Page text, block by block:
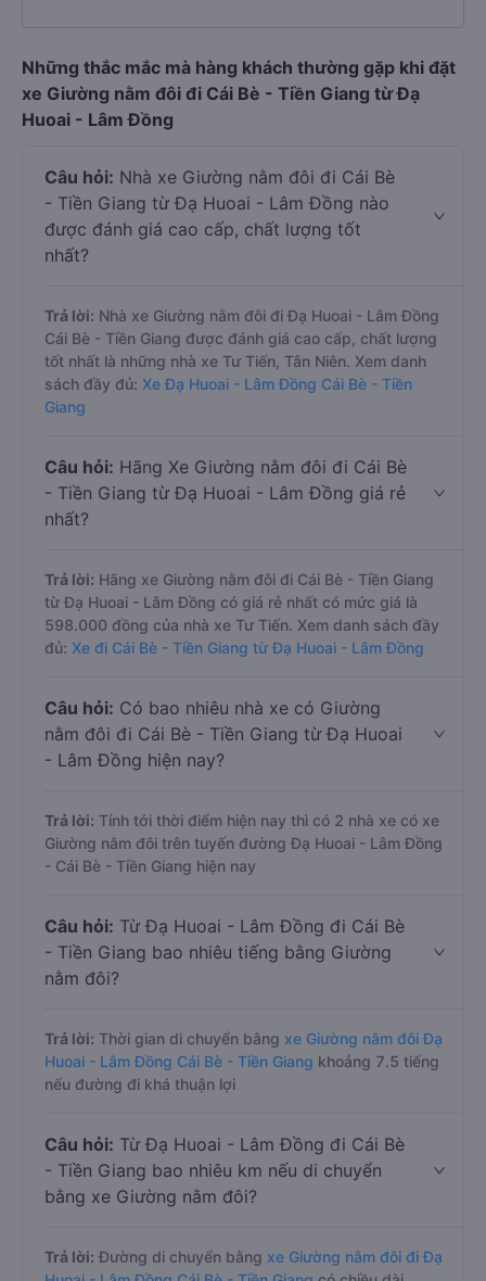
Những thắc mắc mà hàng khách thường gặp khi đặt
xe Giường nằm đôi đi Cái Bè - Tiền Giang từ Đạ
Huoai - Lâm Đồng
Câu hỏi: Nhà xe Giường nằm đôi đi Cái Bè
- Tiền Giang từ Đạ Huoai - Lâm Đồng nào
được đánh giá cao cấp, chất lượng tốt
nhất?
Trả lời: Nhà xe Giường nằm đôi đi Đạ Huoai - Lâm Đồng
Cái Bè - Tiền Giang được đánh giá cao cấp, chất lượng
tốt nhất là những nhà xe Tư Tiến, Tân Niên. Xem danh
sách đầy đủ: Xe Đạ Huoai - Lâm Đồng Cái Bè - Tiền
Giang
Câu hỏi: Hãng Xe Giường nằm đôi đi Cái Bè
- Tiền Giang từ Đạ Huoai - Lâm Đồng giá rẻ
nhất?
Trả lời: Hãng xe Giường nằm đôi đi Cái Bè - Tiền Giang
từ Đạ Huoai - Lâm Đồng có giá rẻ nhất có mức giá là
598.000 đồng của nhà xe Tư Tiến. Xem danh sách đầy
đủ: Xe đi Cái Bè - Tiền Giang từ Đạ Huoai - Lâm Đồng
Câu hỏi: Có bao nhiêu nhà xe có Giường
nằm đôi đi Cái Bè - Tiền Giang từ Đạ Huoai
- Lâm Đồng hiện nay?
Trả lời: Tính tới thời điểm hiện nay thì có 2 nhà xe có xe
Giường nằm đôi trên tuyến đường Đạ Huoai - Lâm Đồng
- Cái Bè - Tiền Giang hiện nay
Câu hỏi: Từ Đạ Huoai - Lâm Đồng đi Cái Bè
- Tiền Giang bao nhiêu tiếng bằng Giường
nằm đôi?
Trả lời: Thời gian di chuyển bằng xe Giường nằm đôi Đạ
Huoai - Lâm Đồng Cái Bè - Tiền Giang khoảng 7.5 tiếng
nếu đường đi khá thuận lợi
Câu hỏi: Từ Đạ Huoai - Lâm Đồng đi Cái Bè
- Tiền Giang bao nhiêu km nếu di chuyển
bằng xe Giường nằm đôi?
Trả lời: Đường di chuyển bằng xe Giường nằm đôi đi Đạ